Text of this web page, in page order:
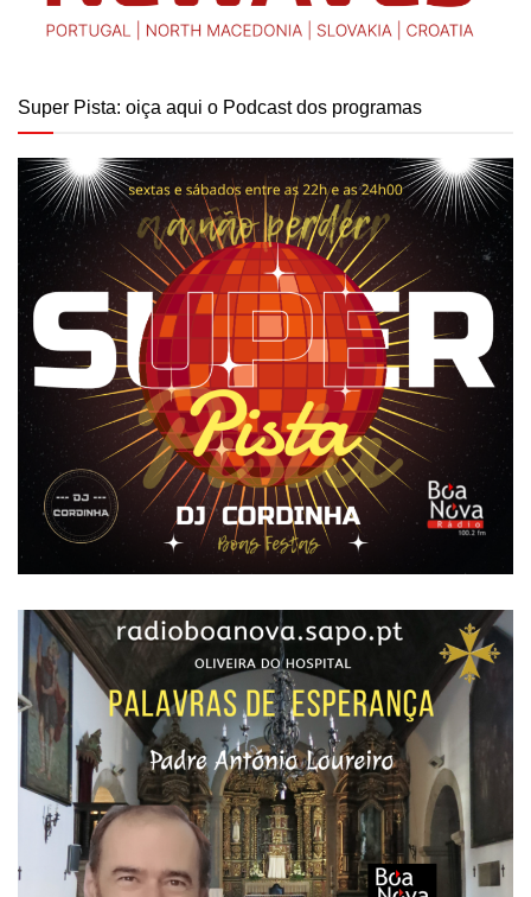
Super Pista: oiça aqui o Podcast dos programas